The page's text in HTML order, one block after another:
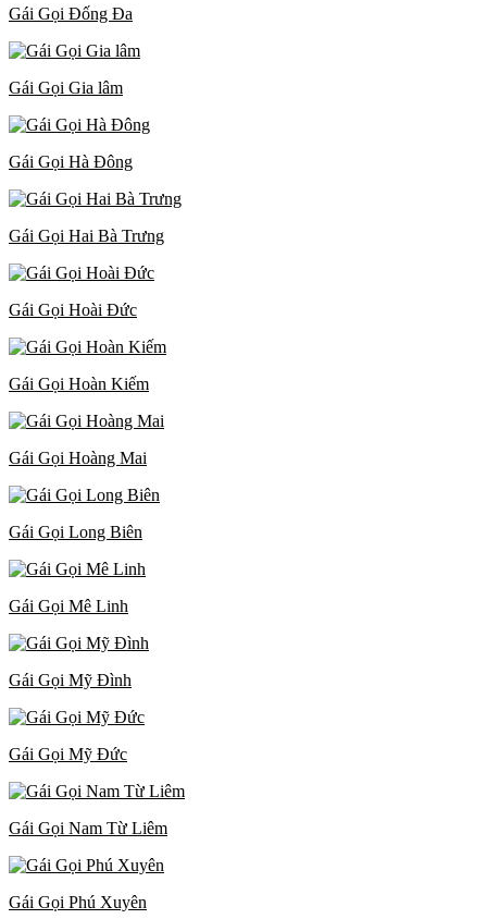
Gái Gọi Đống Đa
Gái Gọi Gia lâm
Gái Gọi Hà Đông
Gái Gọi Hai Bà Trưng
Gái Gọi Hoài Đức
Gái Gọi Hoàn Kiếm
Gái Gọi Hoàng Mai
Gái Gọi Long Biên
Gái Gọi Mê Linh
Gái Gọi Mỹ Đình
Gái Gọi Mỹ Đức
Gái Gọi Nam Từ Liêm
Gái Gọi Phú Xuyên